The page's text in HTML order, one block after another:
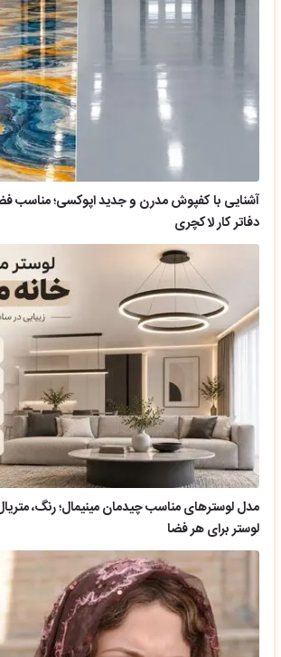
آشنایی با کفپوش مدرن و جدید اپوکسی؛ مناسب
دفاتر کار لاکچری
مدل لوسترهای مناسب چیدمان مینیمال؛ رنگ،
لوستر برای هر فضا